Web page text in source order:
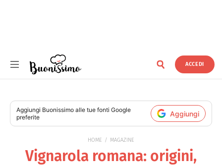
ACCEDI
Aggiungi Buonissimo alle tue fonti Google
preferite
Aggiungi
HOME MAGAZINE
Vignarola romana: origini,